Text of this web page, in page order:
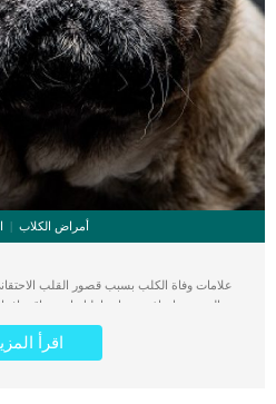
أمراض الكلاب
علامات وفاة الكلب بسبب قصور القلب
الحدث, واتخاذ جميع احتياطتك انت وباقى
الاحتقانى من اخطر الحالات المرضية التى يمكن
ذلك الكلاب والقطط. كما ان القلب يعتبر
اقرأ